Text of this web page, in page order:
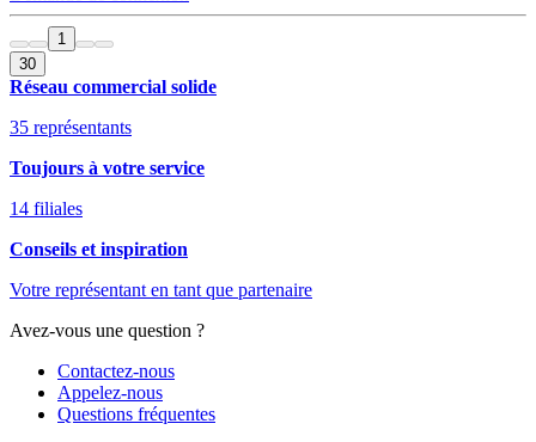
1
30
Réseau commercial solide
35 représentants
Toujours à votre service
14 filiales
Conseils et inspiration
Votre représentant en tant que partenaire
Avez-vous une question ?
Contactez-nous
Appelez-nous
Questions fréquentes